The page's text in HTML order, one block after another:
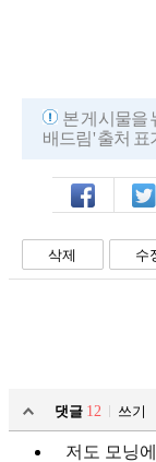
본 게시물을
배드림' 출처
페북 트윗
삭제 수
댓글 12
쓰기
저도 모닝